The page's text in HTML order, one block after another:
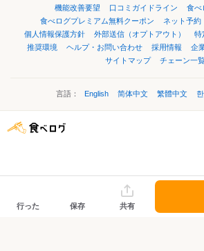
機能改善要望
口コミガイドライン
食べ
食べログプレミアム無料クーポン
ネット予約
個人情報保護方針
外部送信（オプトアウト）
特
推奨環境
ヘルプ・お問い合わせ 採用情報 企
サイトマップ
チェーン一
言語： English 简体中文 繁體中文
行った 保存 共有